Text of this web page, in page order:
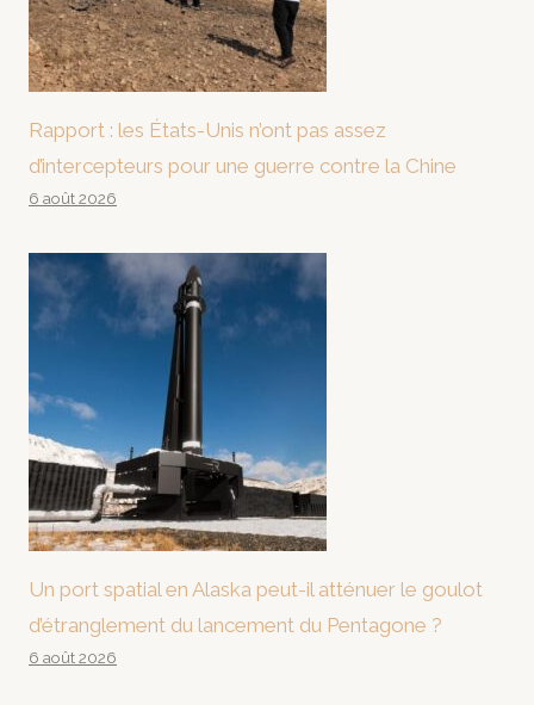
Rapport : les États-Unis n’ont pas assez
d’intercepteurs pour une guerre contre la Chine
6 août 2026
Un port spatial en Alaska peut-il atténuer le goulot
d’étranglement du lancement du Pentagone ?
6 août 2026